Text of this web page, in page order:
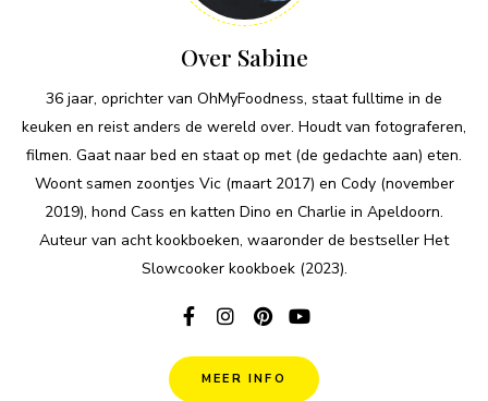
Over Sabine
36 jaar, oprichter van OhMyFoodness, staat fulltime in de
keuken en reist anders de wereld over. Houdt van fotograferen,
filmen. Gaat naar bed en staat op met (de gedachte aan) eten.
Woont samen zoontjes Vic (maart 2017) en Cody (november
2019), hond Cass en katten Dino en Charlie in Apeldoorn.
Auteur van acht kookboeken, waaronder de bestseller Het
Slowcooker kookboek (2023).
MEER INFO